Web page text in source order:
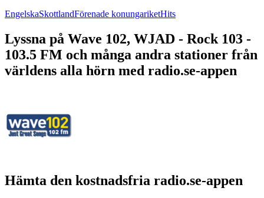
EngelskaSkottlandFörenade konungariketHits
Lyssna på Wave 102, WJAD - Rock 103 -
103.5 FM och många andra stationer från
världens alla hörn med radio.se-appen
Hämta den kostnadsfria radio.se-appen